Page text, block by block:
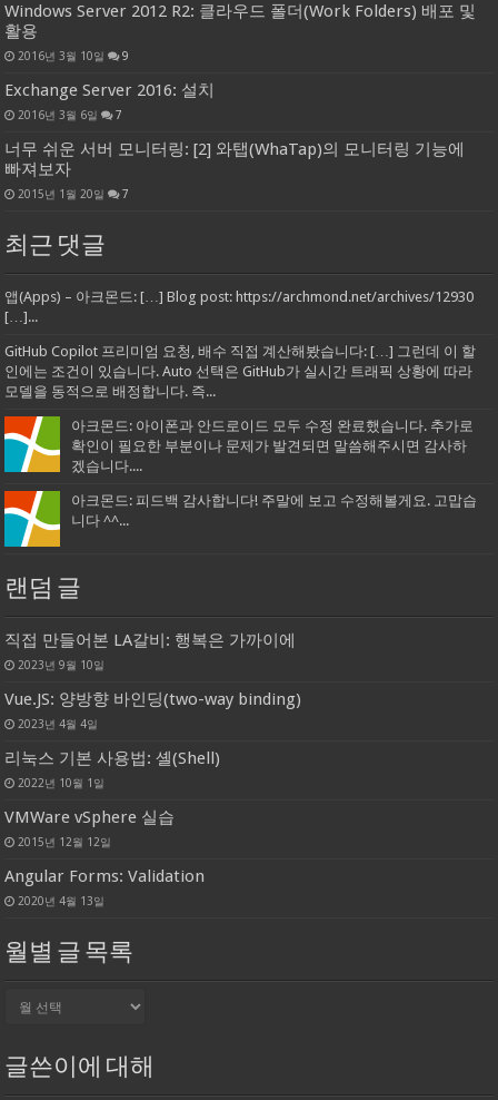
Windows Server 2012 R2: 클라우드 폴더(Work Folders) 배포 및
활용
2016년 3월 10일 9
Exchange Server 2016: 설치
2016년 3월 6일 7
너무 쉬운 서버 모니터링: [2] 와탭(WhaTap)의 모니터링 기능에
빠져보자
2015년 1월 20일 7
최근 댓글
앱(Apps) – 아크몬드: […] Blog post: https://archmond.net/archives/12930
[…]...
GitHub Copilot 프리미엄 요청, 배수 직접 계산해봤습니다: […] 그런데 이 할
인에는 조건이 있습니다. Auto 선택은 GitHub가 실시간 트래픽 상황에 따라
모델을 동적으로 배정합니다. 즉...
아크몬드: 아이폰과 안드로이드 모두 수정 완료했습니다. 추가로
확인이 필요한 부분이나 문제가 발견되면 말씀해주시면 감사하
겠습니다....
아크몬드: 피드백 감사합니다! 주말에 보고 수정해볼게요. 고맙습
니다 ^^...
랜덤 글
직접 만들어본 LA갈비: 행복은 가까이에
2023년 9월 10일
Vue.JS: 양방향 바인딩(two-way binding)
2023년 4월 4일
리눅스 기본 사용법: 셸(Shell)
2022년 10월 1일
VMWare vSphere 실습
2015년 12월 12일
Angular Forms: Validation
2020년 4월 13일
월별 글 목록
목
록
글쓴이에 대해